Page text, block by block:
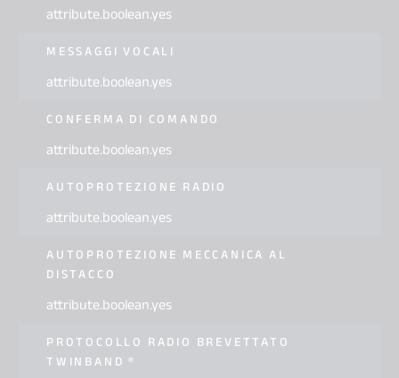
attribute.boolean.yes
MESSAGGI VOCALI
attribute.boolean.yes
CONFERMA DI COMANDO
attribute.boolean.yes
AUTOPROTEZIONE RADIO
attribute.boolean.yes
AUTOPROTEZIONE MECCANICA AL
DISTACCO
attribute.boolean.yes
PROTOCOLLO RADIO BREVETTATO
TWINBAND ®